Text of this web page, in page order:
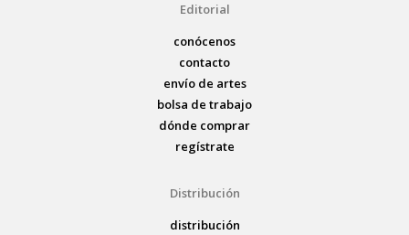
Editorial
conócenos
contacto
envío de artes
bolsa de trabajo
dónde comprar
regístrate
Distribución
distribución